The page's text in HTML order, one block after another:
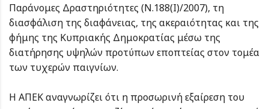
Παράνομες Δραστηριότητες (Ν.188(Ι)/2007), τη
διασφάλιση της διαφάνειας, της ακεραιότητας και της
φήμης της Κυπριακής Δημοκρατίας μέσω της
διατήρησης υψηλών προτύπων εποπτείας στον τομέα
των τυχερών παιγνίων.
Η ΑΠΕΚ αναγνωρίζει ότι η προσωρινή εξαίρεση του